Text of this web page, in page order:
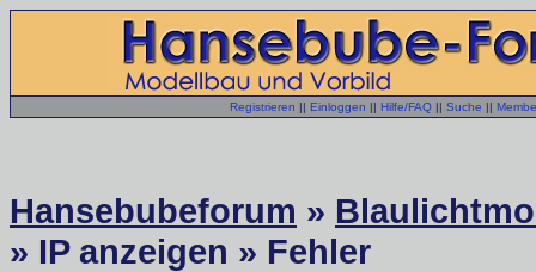
Registrieren || Einloggen || Hilfe/FAQ || Suche ||
Hansebubeforum »
» IP anzeigen » Fehler